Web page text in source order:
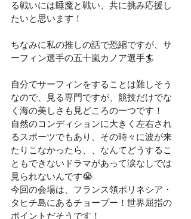
る戦いには睡魔と戦い、共に挑み応援し
たいと思います！
ちなみに私の推しの話で恐縮ですが、サ
ーフィン選手の五十嵐カノア選手🏄
自分でサーフィンをすることは難しそう
なので、見る専門ですが、競技だけでな
く海の美しさも見どころの一つです！
自然のコンディションに大きく左右され
るスポーツでもあり、その時々に波が来
たりこなかったら、、なんてどうするこ
ともできないドラマがあって涙なしでは
見られないんです😭
今回の会場は、フランス領ポリネシア・
タヒチ島にあるチョープー！世界屈指の
ポイントだそうです！